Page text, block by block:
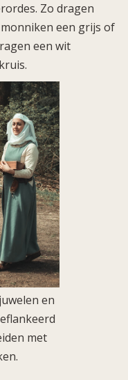
Zo dragen
een grijs of
een wit
en
met